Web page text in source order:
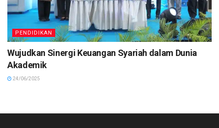
PENDIDIKAN
Wujudkan Sinergi Keuangan Syariah dalam Dunia
Akademik
24/06/2025